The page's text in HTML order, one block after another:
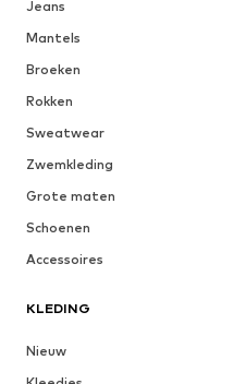
Jeans
Mantels
Broeken
Rokken
Sweatwear
Zwemkleding
Grote maten
Schoenen
Accessoires
KLEDING
Nieuw